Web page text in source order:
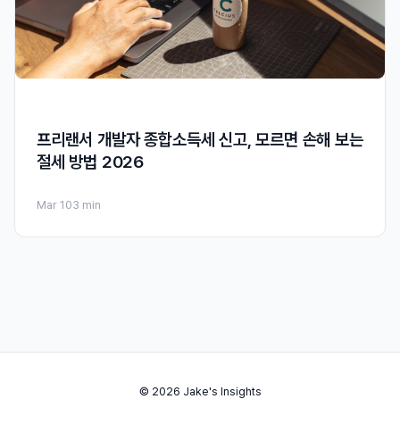
프리랜서 개발자 종합소득세 신고, 모르면 손해 보는
절세 방법 2026
Mar 103 min
© 2026 Jake's Insights